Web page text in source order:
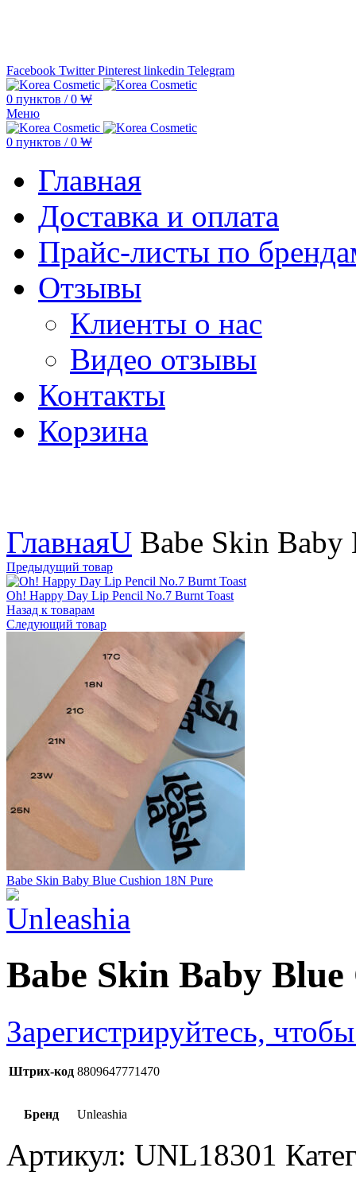
Facebook Twitter Pinterest linkedin Telegram
0 пунктов / 0 ₩
Меню
0 пунктов / 0 ₩
Главная
Доставка и оплата
Прайс-листы по
Отзывы
Клиенты о нас
Видео отзывы
Контакты
Корзина
ГлавнаяU Babe Skin Baby
Предыдущий товар
Oh! Happy Day Lip Pencil No.7 Burnt Toast
Назад к товарам
Следующий товар
Babe Skin Baby Blue Cushion 18N Pure
Babe Skin Baby
Зарегистрируйтесь,
Штрих-код 8809647771470
Бренд Unleashia
Артикул: UNL18301